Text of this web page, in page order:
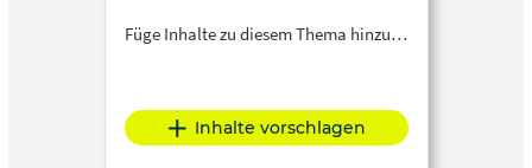
Füge Inhalte zu diesem Thema hinzu…
Inhalte vorschlagen